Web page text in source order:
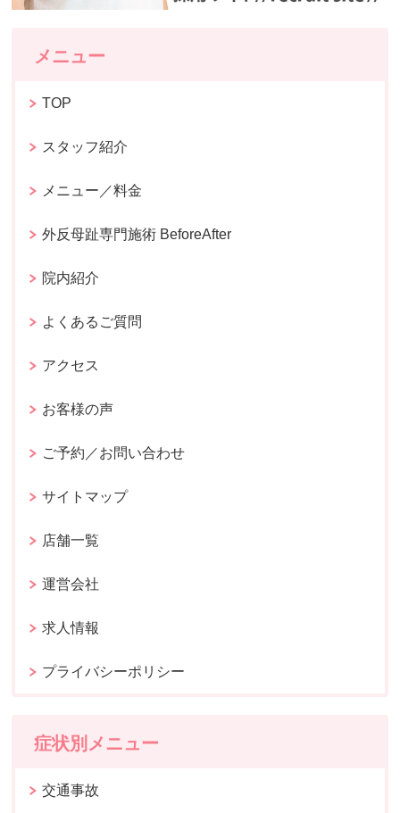
メニュー
TOP
スタッフ紹介
メニュー／料金
外反母趾専門施術 BeforeAfter
院内紹介
よくあるご質問
アクセス
お客様の声
ご予約／お問い合わせ
サイトマップ
店舗一覧
運営会社
求人情報
プライバシーポリシー
症状別メニュー
交通事故